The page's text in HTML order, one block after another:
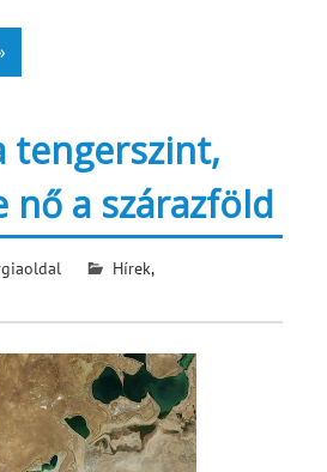
tengerszint,
nő a szárazföld
Hírek,